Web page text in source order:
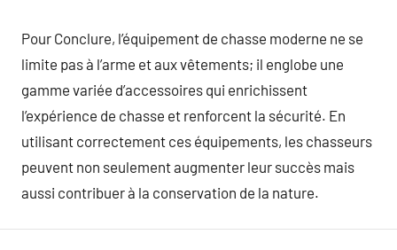
Pour Conclure, l’équipement de chasse moderne ne se
limite pas à l’arme et aux vêtements; il englobe une
gamme variée d’accessoires qui enrichissent
l’expérience de chasse et renforcent la sécurité. En
utilisant correctement ces équipements, les chasseurs
peuvent non seulement augmenter leur succès mais
aussi contribuer à la conservation de la nature.